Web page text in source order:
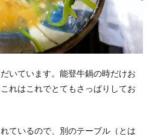
いています。能登牛鍋の時だけお
れはこれでとてもさっぱりしてお
ているので、別のテーブル（とは